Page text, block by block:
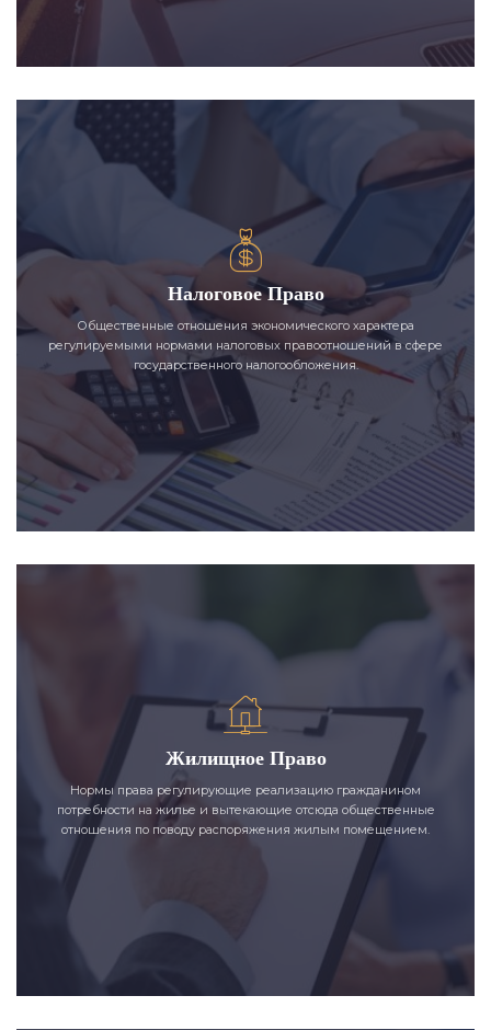
Налоговое Право
Общественные отношения экономического характера
регулируемыми нормами налоговых правоотношений в сфере
государственного налогообложения.
Жилищное Право
Нормы права регулирующие реализацию гражданином
потребности на жилье и вытекающие отсюда общественные
отношения по поводу распоряжения жилым помещением.